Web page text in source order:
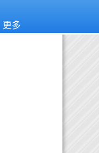
更多